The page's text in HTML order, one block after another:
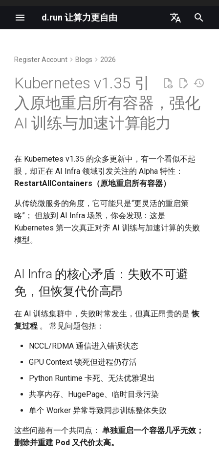
d.run 让算力更自由
AI Infra 的核心矛盾：失败不
可避免，但恢复代价高昂
新特性详解：
RestartAllContainers
触发机制
原地重启的执行流程
核心行为对比
官方使用建议
RestartAllContainers
使用场景
高效重启 ML/批处理任务
重新运行 Init 容器以恢复干
处理高频短任务
DaoCloud 的实践与展望
New AI terms in 2025
The vLLM MoE Playbook
Deep Dive into Agent
Sandbox
Kubernetes 1.35
推理是下一个独角兽赛道
Anatomy of a High-
Throughput LLM Inference
System
CUDA Core Dump, A Tool to
Debug Memory Access
LMCache supports gpt-oss
FlowSpeech Converts Text
into Speech
GPT-5 Officially Released
d.run Launches DeepSeek-
R1-0528
Announcing the llm-d
community
d.run 是生成式 AI 的理想平台
K8s and Generative AI
OpenAI GPT-4o is Completely
Free
2024 AI Infrastructure Survey
Cloud Native AI White Paper
Kimi Success and Other
Domestic LLM
Source LLM
Transforms Compute into
Who Will Replace the
Fintech Welcomes the LLM
Register Account Blogs 2026
Kubernetes v1.35 引
入原地重启所有容器，强化
AI 训练与加速计算能力
在 Kubernetes v1.35 的众多更新中，有一个看似不起
眼，却正在 AI Infra 领域引发关注的 Alpha 特性：
RestartAllContainers（原地重启所有容器）
从传统微服务的角度，它可能只是“更灵活的重启策
略”； 但放到 AI Infra 场景，你会发现：这是
Kubernetes 第一次真正对齐 AI 训练与加速计算的失败
模型。
AI Infra 的核心矛盾：失败不可避
免，但恢复代价高昂
在 AI 训练集群中，失败时常发生，但真正昂贵的是恢
复过程 。 常见问题包括：
NCCL/RDMA 通信进入错误状态
GPU Context 锁死但进程仍存活
Python Runtime 卡死、无法优雅退出
共享内存、HugePage、临时目录污染
单个 Worker 异常导致同步训练整体失败
这些问题有一个共同点：单独重启一个容器几乎无效；
删除并重建 Pod 又代价太高。